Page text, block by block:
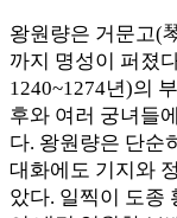
왕원량은 거문고(
까지 명성이 퍼졌
1240~1274년)의
후와 여러 궁녀들
다. 왕원량은 단순
대화에도 기지와
았다. 일찍이 도종